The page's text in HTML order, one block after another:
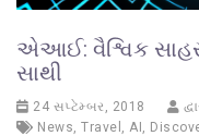
એઆઈ: વૈશ્વિક
સાથી
24 સપ્ટેમ્બર, 2018
News Travel AI